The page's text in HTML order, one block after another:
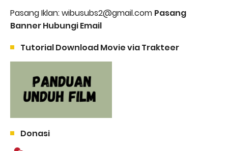
Pasang Iklan: wibusubs2@gmail.com Pasang
Banner Hubungi Email
Tutorial Download Movie via Trakteer
Donasi